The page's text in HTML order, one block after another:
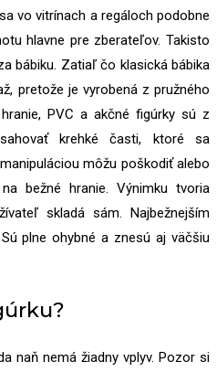
vo vitrínach a regáloch podobne
hlavne pre zberateľov. Takisto
bábiku. Zatiaľ čo klasická bábika
pretože je vyrobená z pružného
PVC a akčné figúrky sú z
krehké časti, ktoré sa
môžu poškodiť alebo
bežné hranie. Výnimku tvoria
skladá sám. Najbežnejším
plne ohybné a znesú aj väčšiu
naň nemá žiadny vplyv. Pozor si